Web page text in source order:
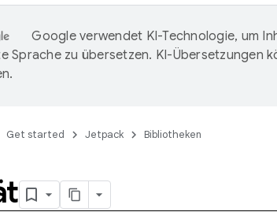
Google verwendet KI-Technologie, um
Sprache zu übersetzen. KI-Übersetzungen
Get started Jetpack Bibliotheken